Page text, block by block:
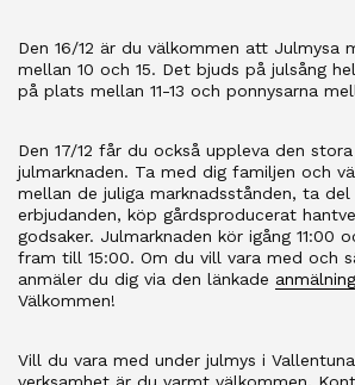
Den 16/12 är du välkommen att Julmysa
mellan 10 och 15. Det bjuds på julsång
på plats mellan 11-13 och ponnysarna
Den 17/12 får du också uppleva den
julmarknaden. Ta med dig familjen och
mellan de juliga marknadsstånden, ta
erbjudanden, köp gårdsproducerat
godsaker. Julmarknaden kör igång 11:00
fram till 15:00. Om du vill vara med och
anmäler du dig via den länkade
Välkommen!
Vill du vara med under julmys i